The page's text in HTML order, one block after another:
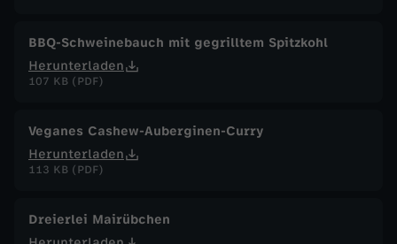
BBQ-Schweinebauch mit gegrilltem Spitzkohl
Herunterladen
107 KB (PDF)
Veganes Cashew-Auberginen-Curry
Herunterladen
113 KB (PDF)
Dreierlei Mairübchen